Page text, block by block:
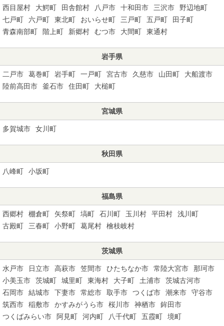
西目屋村
大鰐町 田舎館村 八戸市 十和田市 三沢市
野辺地町
七戸町
六戸町 東北町 おいらせ町 三戸町 五戸町
田子町
青森南部町
階上町 新郷村 むつ市 大間町 東通村
岩手県
二戸市 葛巻町 岩手町 一戸町 宮古市 久慈市 山田町
大船渡市
陸前高田市
釜石市 住田町 大槌町
宮城県
多賀城市 女川町
秋田県
八峰町 小坂町
福島県
西郷村 棚倉町 矢祭町 塙町 石川町 玉川村 平田村
浅川町
古殿町
三春町 小野町 葛尾村 檜枝岐村
茨城県
水戸市 日立市 高萩市 笠間市 ひたちなか市 常陸大宮市
那珂市
小美玉市
茨城町 城里町 東海村 大子町 土浦市
茨城古河市
石岡市
結城市 下妻市 常総市 取手市 つくば市 潮来市
守谷市
筑西市
稲敷市 かすみがうら市 桜川市 神栖市
鉾田市
つくばみらい市
阿見町 河内町 八千代町 五霞町 境町